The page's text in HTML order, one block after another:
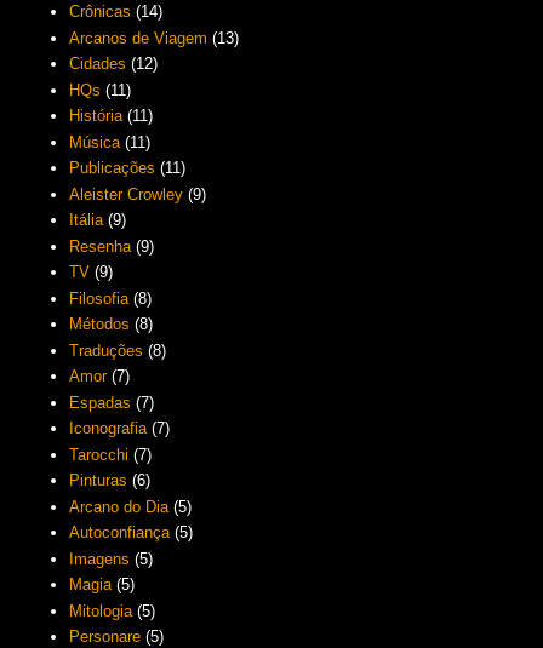
Crônicas (14)
Arcanos de Viagem (13)
Cidades (12)
HQs (11)
História (11)
Música (11)
Publicações (11)
Aleister Crowley (9)
Itália (9)
Resenha (9)
TV (9)
Filosofia (8)
Métodos (8)
Traduções (8)
Amor (7)
Espadas (7)
Iconografia (7)
Tarocchi (7)
Pinturas (6)
Arcano do Dia (5)
Autoconfiança (5)
Imagens (5)
Magia (5)
Mitologia (5)
Personare (5)